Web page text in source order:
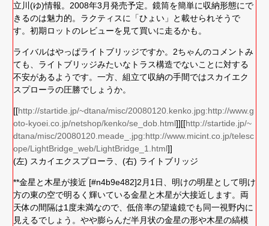
立川(ゆ)情報。2008年3月発売予定。鏡筒を簡単に収納形態にで
きるのは魅力的。ラクティスに「ひょい」と載せられそうで
す。初期ロットのレビューを見て買いに走るかも。
ライバルはやっぱライトブリッジですか。2ちゃんのコメントみ
ても、ライトブリッジみたいなトラス構造でないことに対する
不安があるようです。一方、組立て収納の手間ではスカイエク
スプローラの圧勝でしょうか。
[[http://startide.jp/~dtana/misc/20080120.kenko.jpg:http://www.g
oto-kyoei.co.jp/netshop/kenko/se_dob.html]][[http://startide.jp/~
dtana/misc/20080120.meade_.jpg:http://www.micint.co.jp/telesc
ope/LightBridge_web/LightBridge_1.html]]
(左) スカイエクスプローラ、(右) ライトブリッジ
**金星と木星が接近 [#n4b9e482]2月1日、明けの明星として明け
方の東の空で明るく輝いている金星と木星が大接近します。両
天体の間隔は1度未満なので、低倍率の望遠鏡でも同一視野内に
見えるでしょう。やや膨らんだ半月状の金星の形や木星の縞模